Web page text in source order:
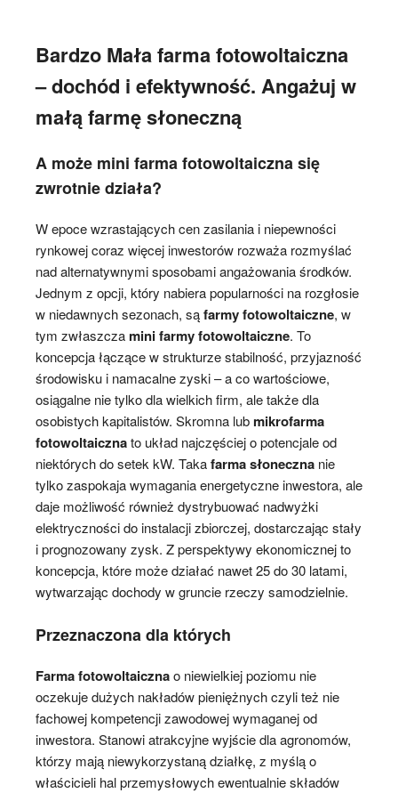
Bardzo Mała farma fotowoltaiczna
– dochód i efektywność. Angażuj w
małą farmę słoneczną
A może mini farma fotowoltaiczna się
zwrotnie działa?
W epoce wzrastających cen zasilania i niepewności
rynkowej coraz więcej inwestorów rozważa rozmyślać
nad alternatywnymi sposobami angażowania środków.
Jednym z opcji, który nabiera popularności na rozgłosie
w niedawnych sezonach, sąfarmy fotowoltaiczne, w
tym zwłaszczamini farmy fotowoltaiczne. To
koncepcja łączące w strukturze stabilność, przyjazność
środowisku i namacalne zyski – a co wartościowe,
osiągalne nie tylko dla wielkich firm, ale także dla
osobistych kapitalistów. Skromna lubmikrofarma
fotowoltaicznato układ najczęściej o potencjale od
niektórych do setek kW. Takafarma słoneczna nie
tylko zaspokaja wymagania energetyczne inwestora, ale
daje możliwość również dystrybuować nadwyżki
elektryczności do instalacji zbiorczej, dostarczając stały
i prognozowany zysk. Z perspektywy ekonomicznej to
koncepcja, które może działać nawet 25 do 30 latami,
wytwarzając dochody w gruncie rzeczy samodzielnie.
Przeznaczona dla których
Farma fotowoltaicznao niewielkiej poziomu nie
oczekuje dużych nakładów pieniężnych czyli też nie
fachowej kompetencji zawodowej wymaganej od
inwestora. Stanowi atrakcyjne wyjście dla agronomów,
którzy mają niewykorzystaną działkę, z myślą o
właścicieli hal przemysłowych ewentualnie składów